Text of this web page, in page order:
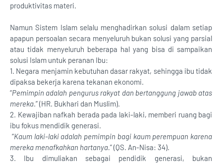
produktivitas materi.
Namun Sistem Islam selalu menghadirkan solusi dalam setiap
apapun persoalan secara menyeluruh bukan solusi yang parsial
atau tidak menyeluruh beberapa hal yang bisa di sampaikan
solusi Islam untuk peranan Ibu:
1. Negara menjamin kebutuhan dasar rakyat, sehingga ibu tidak
dipaksa bekerja karena tekanan ekonomi.
“Pemimpin adalah pengurus rakyat dan bertanggung jawab atas
mereka.” (HR. Bukhari dan Muslim).
2. Kewajiban nafkah berada pada laki-laki, memberi ruang bagi
ibu fokus mendidik generasi.
“Kaum laki-laki adalah pemimpin bagi kaum perempuan karena
mereka menafkahkan hartanya.” (QS. An-Nisa: 34).
3. Ibu dimuliakan sebagai pendidik generasi, bukan